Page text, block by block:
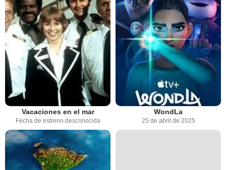
Vacaciones en el mar
Fecha de estreno desconocida
WondLa
25 de abril de 2025